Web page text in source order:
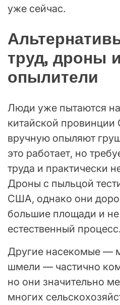
уже сейчас.
труд, дроны
опылители
Люди уже пытаются
китайской
вручную опыляют
это работает, но
труда и практически
Дроны с пыльцой
США, однако они
большие площади и
естественный процесс.
Другие насекомые —
шмели — частично
но они значительно
многих